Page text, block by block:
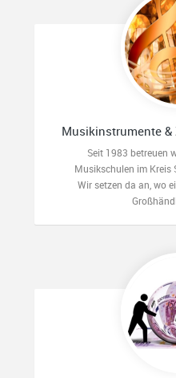
Musikinstrumente
Seit 1983 betreuen
Musikschulen im Kreis
Wir setzen da an, wo